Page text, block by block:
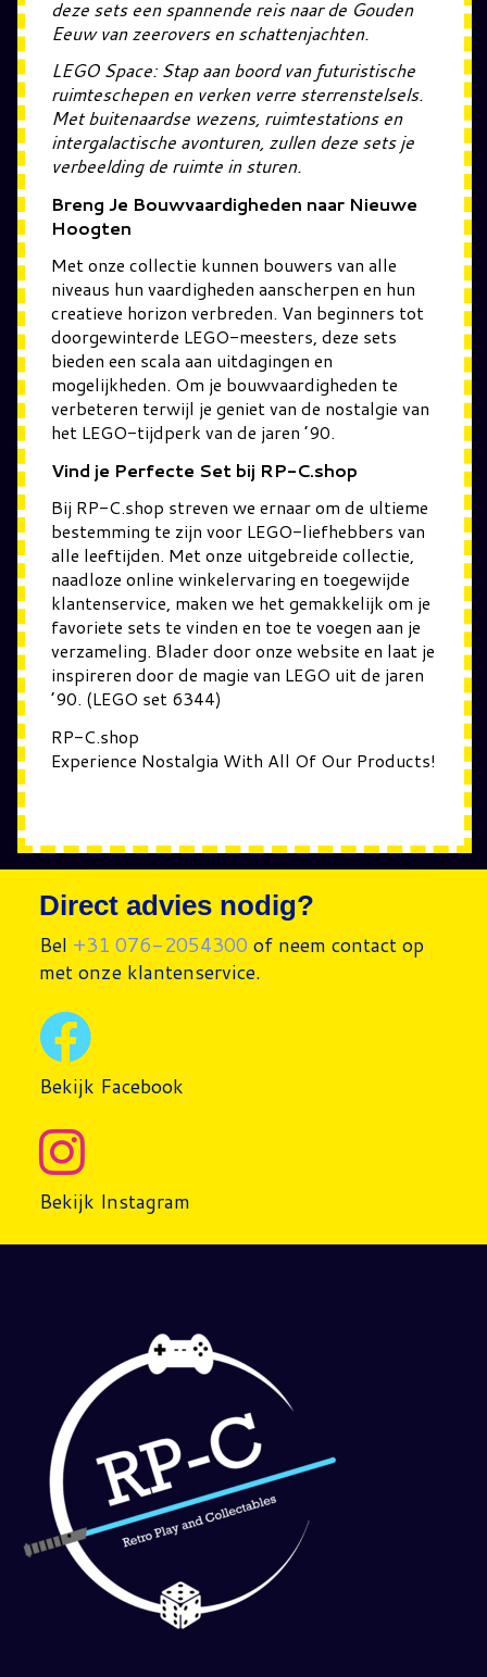
deze sets een spannende reis naar de Gouden
Eeuw van zeerovers en schattenjachten.
LEGO Space: Stap aan boord van futuristische
ruimteschepen en verken verre sterrenstelsels.
Met buitenaardse wezens, ruimtestations en
intergalactische avonturen, zullen deze sets je
verbeelding de ruimte in sturen.
Breng Je Bouwvaardigheden naar Nieuwe
Hoogten
Met onze collectie kunnen bouwers van alle
niveaus hun vaardigheden aanscherpen en hun
creatieve horizon verbreden. Van beginners tot
doorgewinterde LEGO-meesters, deze sets
bieden een scala aan uitdagingen en
mogelijkheden. Om je bouwvaardigheden te
verbeteren terwijl je geniet van de nostalgie van
het LEGO-tijdperk van de jaren ’90.
Vind je Perfecte Set bij RP-C.shop
Bij RP-C.shop streven we ernaar om de ultieme
bestemming te zijn voor LEGO-liefhebbers van
alle leeftijden. Met onze uitgebreide collectie,
naadloze online winkelervaring en toegewijde
klantenservice, maken we het gemakkelijk om je
favoriete sets te vinden en toe te voegen aan je
verzameling. Blader door onze website en laat je
inspireren door de magie van LEGO uit de jaren
’90. (LEGO set 6344)
RP-C.shop
Experience Nostalgia With All Of Our Products!
Direct advies nodig?
Bel +31 076-2054300 of neem contact op
met onze klantenservice.
Bekijk Facebook
Bekijk Instagram